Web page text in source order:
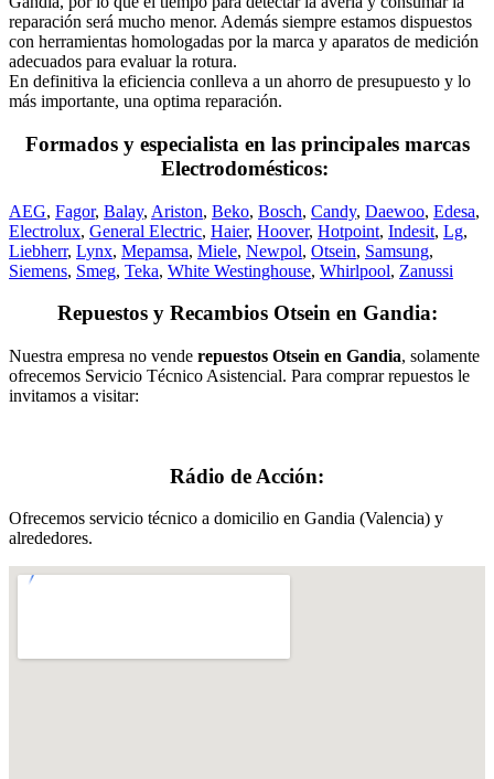
reparación será mucho menor. Además siempre estamos dispuestos
con herramientas homologadas por la marca y aparatos de medición
adecuados para evaluar la rotura.
En definitiva la eficiencia conlleva a un ahorro de presupuesto y lo
más importante, una optima reparación.
Formados y especialista en las principales marcas
Electrodomésticos:
AEG, Fagor, Balay, Ariston, Beko, Bosch, Candy, Daewoo, Edesa,
Electrolux, General Electric, Haier, Hoover, Hotpoint, Indesit, Lg,
Liebherr, Lynx, Mepamsa, Miele, Newpol, Otsein, Samsung,
Siemens, Smeg, Teka, White Westinghouse, Whirlpool, Zanussi
Repuestos y Recambios Otsein en Gandia:
Nuestra empresa no vende repuestos Otsein en Gandia, solamente
ofrecemos Servicio Técnico Asistencial. Para comprar repuestos le
invitamos a visitar:
Rádio de Acción:
Ofrecemos servicio técnico a domicilio en Gandia (Valencia) y
alrededores.